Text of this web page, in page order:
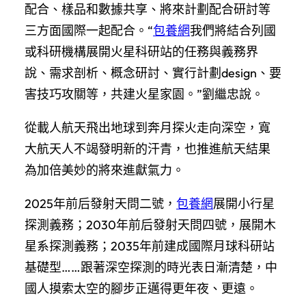
配合、樣品和數據共享、將來計劃配合研討等
三方面國際一起配合。“包養網我們將結合列國
或科研機構展開火星科研站的任務與義務界
說、需求剖析、概念研討、實行計劃design、要
害技巧攻關等，共建火星家園。”劉繼忠說。
從載人航天飛出地球到奔月探火走向深空，寬
大航天人不竭發明新的汗青，也推進航天結果
為加倍美妙的將來進獻氣力。
2025年前后發射天問二號， 包養網展開小行星
探測義務；2030年前后發射天問四號，展開木
星系探測義務；2035年前建成國際月球科研站
基礎型……跟著深空探測的時光表日漸清楚，中
國人摸索太空的腳步正邁得更年夜、更遠。